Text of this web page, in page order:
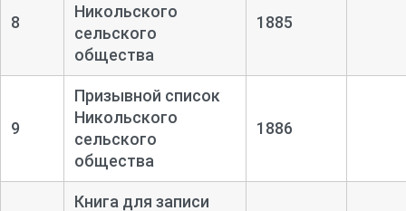
8
Никольского
сельского
общества
1885
9
Призывной список
Никольского
сельского
общества
1886
Книга для записи